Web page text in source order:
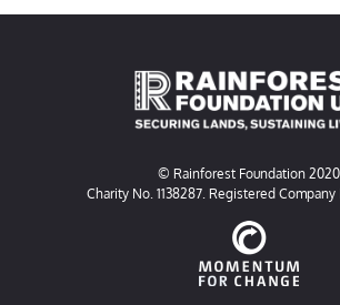
© Rainforest Foundation 2020
Charity No. 1138287. Registered Company